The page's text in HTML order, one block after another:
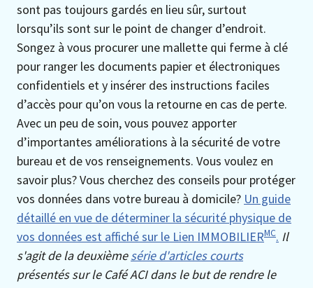
sont pas toujours gardés en lieu sûr, surtout
lorsqu’ils sont sur le point de changer d’endroit.
Songez à vous procurer une mallette qui ferme à clé
pour ranger les documents papier et électroniques
confidentiels et y insérer des instructions faciles
d’accès pour qu’on vous la retourne en cas de perte.
Avec un peu de soin, vous pouvez apporter
d’importantes améliorations à la sécurité de votre
bureau et de vos renseignements. Vous voulez en
savoir plus? Vous cherchez des conseils pour protéger
vos données dans votre bureau à domicile? Un guide
détaillé en vue de déterminer la sécurité physique de
vos données est affiché sur le Lien IMMOBILIERMC. Il
s'agit de la deuxièmesérie d'articles courts
présentés sur le Café ACI dans le but de rendre le